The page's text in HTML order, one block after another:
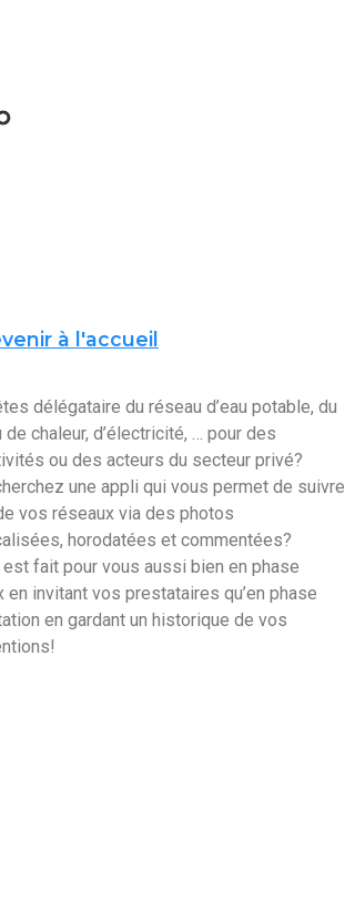
à l'accueil
délégataire du réseau d’eau potable, du
de chaleur, d’électricité, … pour des
ou des acteurs du secteur privé?
une appli qui vous permet de suivre
vos réseaux via des photos
horodatées et commentées?
est fait pour vous aussi bien en phase
en invitant vos prestataires qu’en phase
en gardant un historique de vos